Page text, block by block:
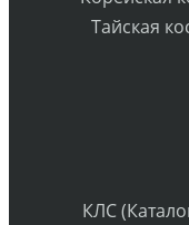
Тайская
КЛС